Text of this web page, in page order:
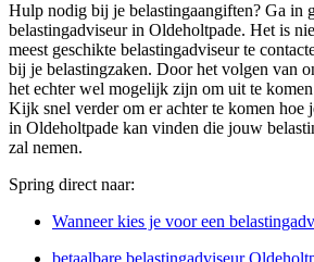
Hulp nodig bij je belastingaangiften? Ga in
belastingadviseur in Oldeholtpade. Het is
meest geschikte belastingadviseur te
bij je belastingzaken. Door het volgen van
het echter wel mogelijk zijn om uit te
Kijk snel verder om er achter te komen hoe
in Oldeholtpade kan vinden die jouw
zal nemen.
Spring direct naar:
Wanneer kies je voor een